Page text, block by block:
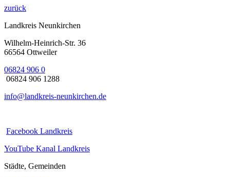
zurück
Landkreis Neunkirchen
Wilhelm-Heinrich-Str. 36
66564 Ottweiler
06824 906 0
06824 906 1288
info@landkreis-neunkirchen.de
Facebook Landkreis
YouTube Kanal Landkreis
Städte, Gemeinden